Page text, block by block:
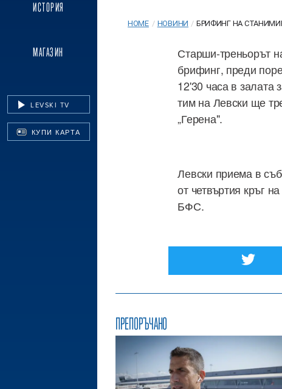
ИСТОРИЯ
МАГАЗИН
LEVSKI TV
КУПИ КАРТА
HOME / НОВИНИ / БРИФИНГ НА
Старши-треньорът
брифинг, преди
12'30 часа в залата
тим на Левски ще
„Герена".
Левски приема в
от четвъртия кръг
БФС.
ПРЕПОРЪЧАНО